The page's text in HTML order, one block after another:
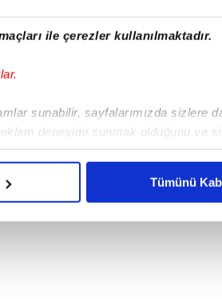
ile çerezler kullanılmaktadır.
sunabilir, sayfalarımızda sizlere
deneyimi sunmak olduğunu ve
noktada, reklamların maliyetlerimizi
Tümünü